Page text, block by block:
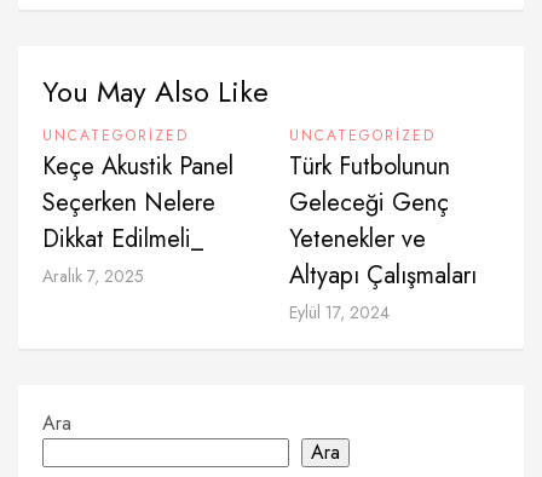
You May Also Like
UNCATEGORIZED
Keçe Akustik Panel
Seçerken Nelere
Dikkat Edilmeli_
Aralık 7, 2025
UNCATEGORIZED
Türk Futbolunun
Geleceği Genç
Yetenekler ve
Altyapı Çalışmaları
Eylül 17, 2024
Ara
Ara